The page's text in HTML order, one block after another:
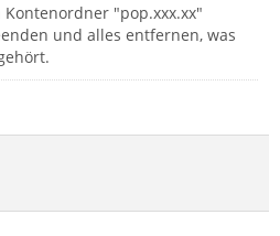
"pop.xxx.xx"
und alles entfernen, was